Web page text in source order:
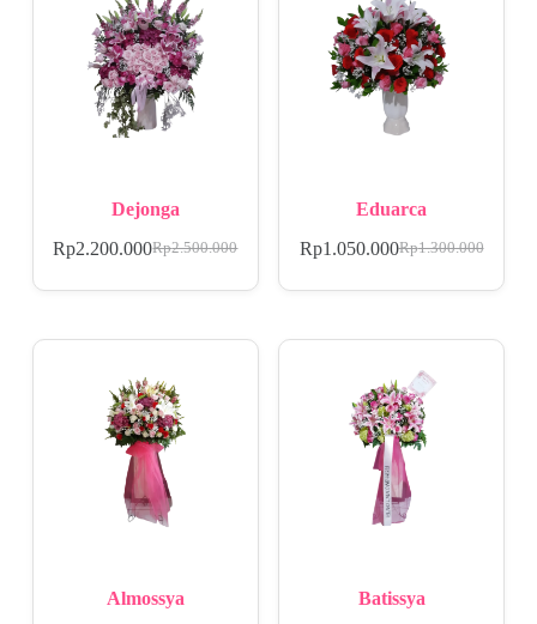
Dejonga
Rp2.500.000
Rp2.200.000
Eduarca
Rp1.300.000
Rp1.050.000
Almossya Batissya